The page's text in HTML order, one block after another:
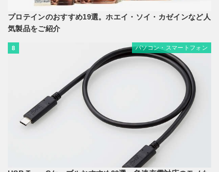
プロテインのおすすめ19選。ホエイ・ソイ・カゼインなど人
気製品をご紹介
8 パソコン・スマートフォン